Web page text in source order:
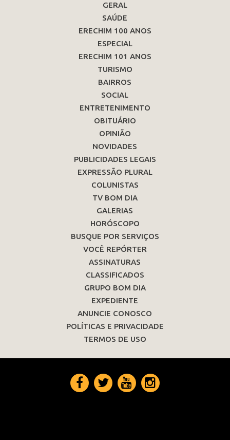
GERAL
SAÚDE
ERECHIM 100 ANOS
ESPECIAL
ERECHIM 101 ANOS
TURISMO
BAIRROS
SOCIAL
ENTRETENIMENTO
OBITUÁRIO
OPINIÃO
NOVIDADES
PUBLICIDADES LEGAIS
EXPRESSÃO PLURAL
COLUNISTAS
TV BOM DIA
GALERIAS
HORÓSCOPO
BUSQUE POR SERVIÇOS
VOCÊ REPÓRTER
ASSINATURAS
CLASSIFICADOS
GRUPO BOM DIA
EXPEDIENTE
ANUNCIE CONOSCO
POLÍTICAS E PRIVACIDADE
TERMOS DE USO